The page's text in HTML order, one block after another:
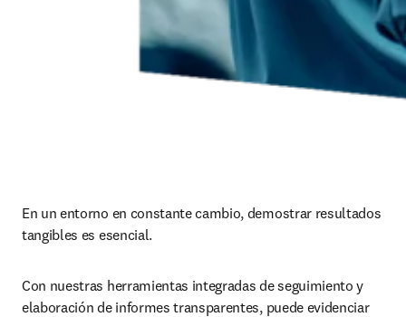
En un entorno en constante cambio, demostrar resultados
tangibles es esencial.
Con nuestras herramientas integradas de seguimiento y
elaboración de informes transparentes, puede evidenciar